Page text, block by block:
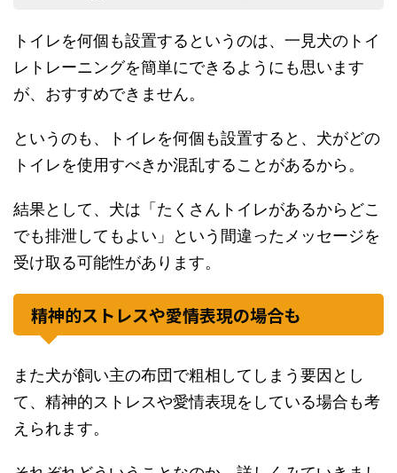
トイレを何個も設置するというのは、一見犬のトイ
レトレーニングを簡単にできるようにも思います
が、おすすめできません。
というのも、トイレを何個も設置すると、犬がどの
トイレを使用すべきか混乱することがあるから。
結果として、犬は「たくさんトイレがあるからどこ
でも排泄してもよい」という間違ったメッセージを
受け取る可能性があります。
精神的ストレスや愛情表現の場合も
また犬が飼い主の布団で粗相してしまう要因とし
て、精神的ストレスや愛情表現をしている場合も考
えられます。